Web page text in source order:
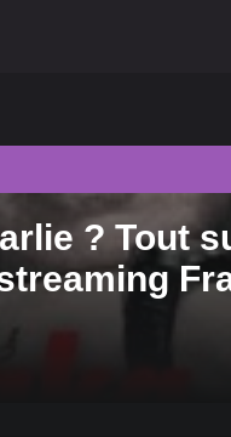
Romance
Science fiction
2010
2009
? Tout